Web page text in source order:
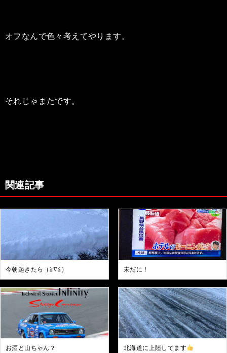
オフなんで色々考えてやります。
それじゃまたです。
関連記事
今朝起きたら（≧∇≦） 未だに！
お酒と山ちゃん？ 北海道に上陸してます